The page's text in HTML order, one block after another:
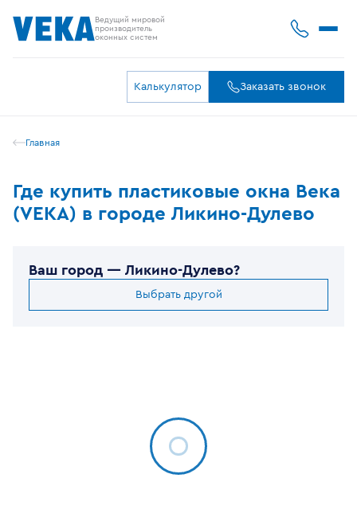
Ведущий мировой
производитель
оконных систем
Калькулятор Заказать звонок
Главная
Где купить пластиковые окна Века
(VEKA) в городе Ликино-Дулево
Ваш город — Ликино-Дулево?
Выбрать другой